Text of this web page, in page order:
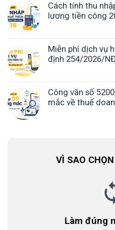
Cách tính thu
lương tiền công
Miễn phí dịch vụ
định 254/2026/
Công văn số
mắc về thuế
VÌ SAO
Làm đúng